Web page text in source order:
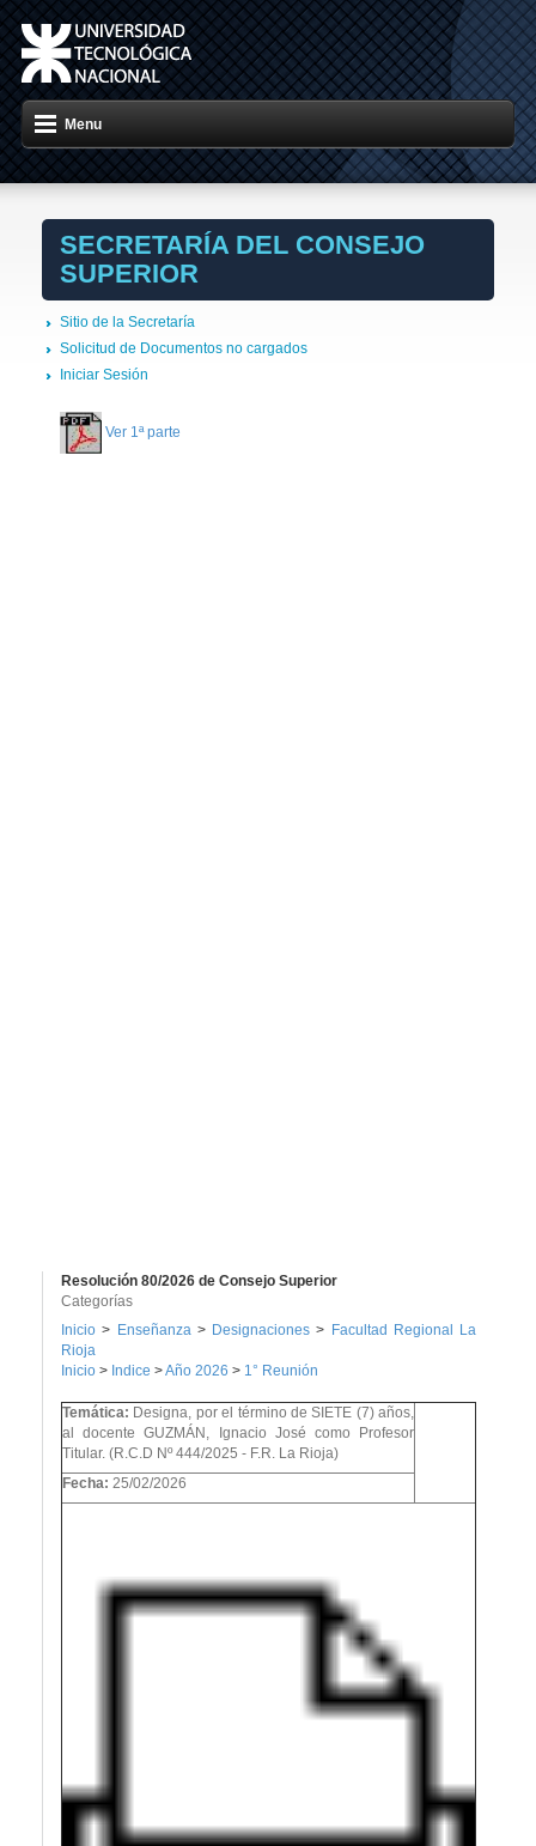
Menu
SECRETARÍA DEL CONSEJO
SUPERIOR
Sitio de la Secretaría
Solicitud de Documentos no cargados
Iniciar Sesión
Ver 1ª parte
Resolución 80/2026 de Consejo Superior
Categorías
Inicio > Enseñanza > Designaciones> Facultad Regional La
Rioja
Inicio > Indice >Año 2026 > 1° Reunión
Temática: Designa, por el término de SIETE (7) años,
al docente GUZMÁN, Ignacio José como Profesor
Titular. (R.C.D Nº 444/2025 - F.R. La Rioja)
Fecha: 25/02/2026